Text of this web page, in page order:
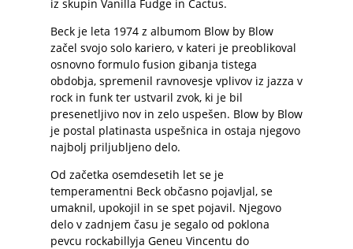
iz skupin Vanilla Fudge in Cactus.
Beck je leta 1974 z albumom Blow by Blow
začel svojo solo kariero, v kateri je preoblikoval
osnovno formulo fusion gibanja tistega
obdobja, spremenil ravnovesje vplivov iz jazza v
rock in funk ter ustvaril zvok, ki je bil
presenetljivo nov in zelo uspešen. Blow by Blow
je postal platinasta uspešnica in ostaja njegovo
najbolj priljubljeno delo.
Od začetka osemdesetih let se je
temperamentni Beck občasno pojavljal, se
umaknil, upokojil in se spet pojavil. Njegovo
delo v zadnjem času je segalo od poklona
pevcu rockabillyja Geneu Vincentu do